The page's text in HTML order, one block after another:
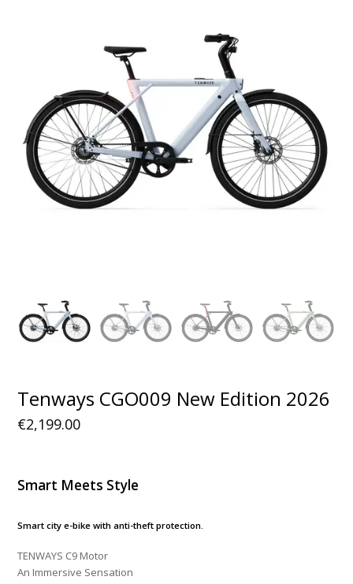
Tenways CGO009 New Edition 2026
€2,199.00
Smart Meets Style
Smart city e-bike with anti-theft protection.
TENWAYS C9 Motor
An Immersive Sensation